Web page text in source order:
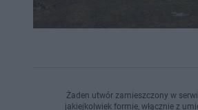
Żaden utwór zamieszczony w
jakiejkolwiek formie, włącznie z